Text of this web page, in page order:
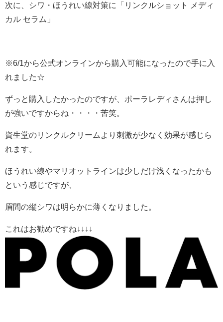
次に、シワ・ほうれい線対策に「リンクルショット メディ
カル セラム」
※6/1から公式オンラインから購入可能になったので手に入
れました☆
ずっと購入したかったのですが、ポーラレディさんは押し
が強いですからね・・・・苦笑。
資生堂のリンクルクリームより刺激が少なく効果が感じら
れます。
ほうれい線やマリオットラインは少しだけ浅くなったかも
という感じですが、
眉間の縦シワは明らかに薄くなりました。
これはお勧めですね↓↓↓↓